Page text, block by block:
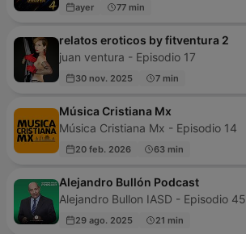
ayer 77 min
relatos eroticos by fitventura 2
juan ventura - Episodio 17
30 nov. 2025 7 min
Música Cristiana Mx
Música Cristiana Mx - Episodio 14
20 feb. 2026 63 min
Alejandro Bullón Podcast
Alejandro Bullon IASD - Episodio 45
29 ago. 2025 21 min